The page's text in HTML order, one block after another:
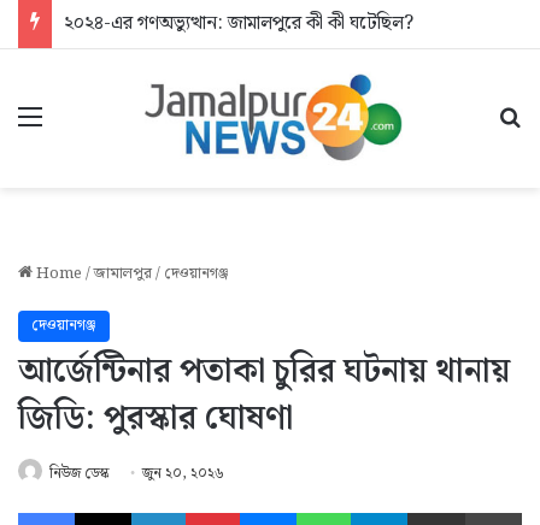
২০২৪-এর গণঅভ্যুত্থান: জামালপুরে কী কী ঘটেছিল?
Menu
Home/জামালপুর/দেওয়ানগঞ্জ
দেওয়ানগঞ্জ
আর্জেন্টিনার পতাকা চুরির ঘটনায় থানায়
জিডি: পুরস্কার ঘোষণা
নিউজ ডেস্ক জুন ২০, ২০২৬
Facebook
X LinkedInPinterestMessengerWhatsAppTelegramShare via Email